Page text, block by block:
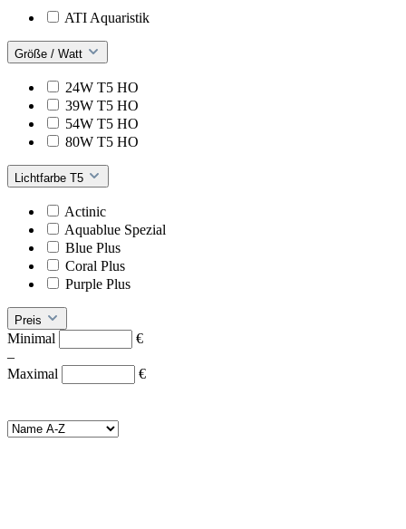
ATI Aquaristik
Größe / Watt
24W T5 HO
39W T5 HO
54W T5 HO
80W T5 HO
Lichtfarbe T5
Actinic
Aquablue Spezial
Blue Plus
Coral Plus
Purple Plus
Preis
Minimal
€
–
Maximal
€